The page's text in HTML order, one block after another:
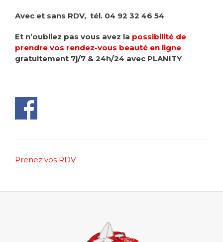
Avec et sans RDV, tél. 04 92 32 46 54
Et n’oubliez pas vous avez la possibilité de
prendre vos rendez-vous beauté en ligne
gratuitement 7j/7 & 24h/24 avec PLANITY
Post
Prenez vos RDV